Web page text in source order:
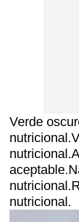
Verde
nutricional.